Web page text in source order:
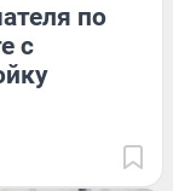
по
с